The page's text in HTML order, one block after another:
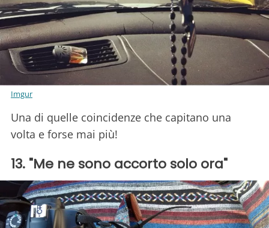
Imgur
Una di quelle coincidenze che capitano una
volta e forse mai più!
13. "Me ne sono accorto solo ora"